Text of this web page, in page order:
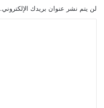
لن يتم نشر عنوان بريدك الإلكتروني.